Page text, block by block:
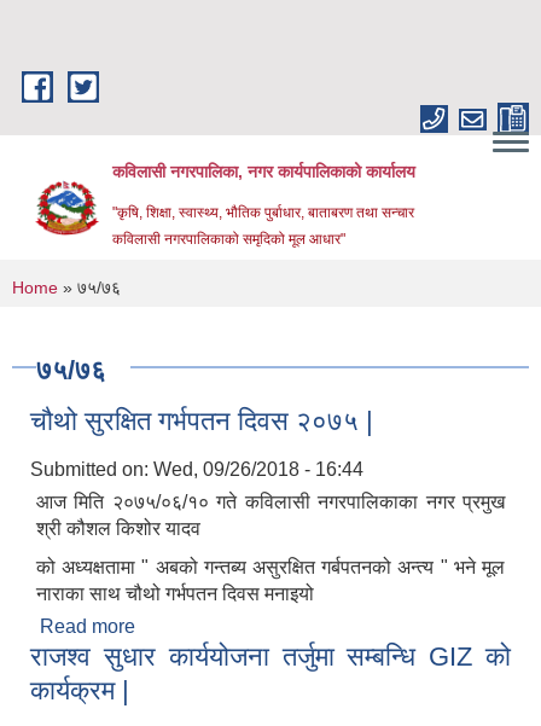
कविलासी नगरपालिका, नगर कार्यपालिकाको कार्यालय
"कृषि, शिक्षा, स्वास्थ्य, भौतिक पुर्बाधार, बाताबरण तथा सन्चार
कविलासी नगरपालिकाको समृदिको मूल आधार"
You are here
Home » ७५/७६
७५/७६
चौथो सुरक्षित गर्भपतन दिवस २०७५ |
Submitted on: Wed, 09/26/2018 - 16:44
आज मिति २०७५/०६/१० गते कविलासी नगरपालिकाका नगर प्रमुख
श्री कौशल किशोर यादव
को अध्यक्षतामा " अबको गन्तब्य असुरक्षित गर्बपतनको अन्त्य " भने मूल
नाराका साथ चौथो गर्भपतन दिवस मनाइयो
Read more
राजश्व सुधार कार्ययोजना तर्जुमा सम्बन्धि GIZ को
कार्यक्रम |